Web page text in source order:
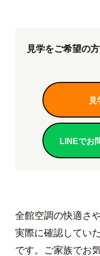
見学をご希望の
見
LINEでお
全館空調の快適さ
実際に確認してい
です。ご家族でお